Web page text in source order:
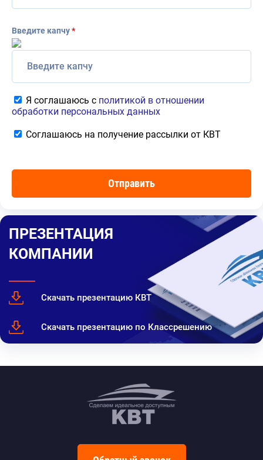
Введите капчу*
Я соглашаюсь с политикой в отношении
обработки персональных данных
Соглашаюсь на получение рассылки от КВТ
ПРЕЗЕНТАЦИЯ
КОМПАНИИ
Скачать презентацию КВТ
Скачать презентацию по Классрешению